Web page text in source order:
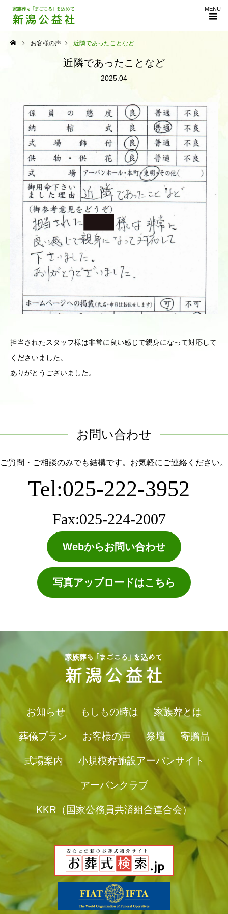
MENU
お客様の声 近隣であったことなど
近隣であったことなど
2025.04
担当されたスタッフ様は非常に良い感じで親身になって対応して
くださいました。
ありがとうございました。
お問い合わせ
ご質問・ご相談のみでも結構です。お気軽にご連絡ください。
Tel:025-222-3952
Fax:025-224-2007
Webからお問い合わせ
写真アップロードはこちら
お知らせ もしもの時は 家族葬とは
葬儀プラン お客様の声 祭壇 寄贈品
式場案内 小規模葬施設アーバンサイト
アーバンクラブ
KKR（国家公務員共済組合連合会）